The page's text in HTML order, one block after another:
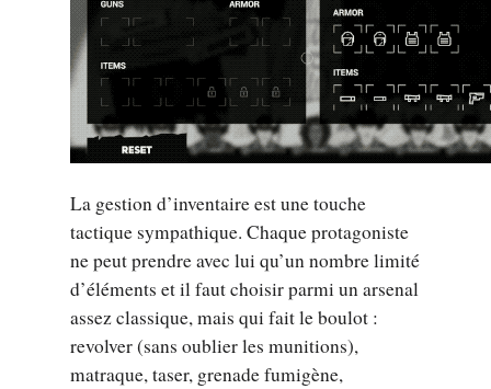
La gestion d’inventaire est une touche
tactique sympathique. Chaque protagoniste
ne peut prendre avec lui qu’un nombre limité
d’éléments et il faut choisir parmi un arsenal
assez classique, mais qui fait le boulot :
revolver (sans oublier les munitions),
matraque, taser, grenade fumigène,